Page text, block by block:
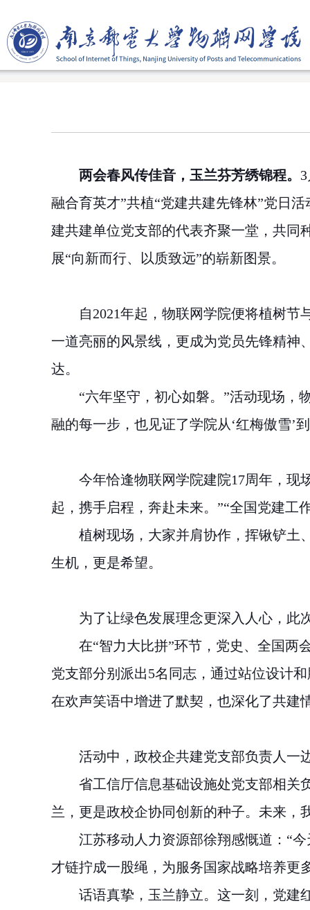
两会春风传佳音，玉兰芬芳绣锦程。 3
融合育英才”共植“党建共建先锋林”党日
建共建单位党支部的代表齐聚一堂，共同
展“向新而行、以质致远”的崭新图景。
自2021年起，物联网学院便将植树节
一道亮丽的风景线，更成为党员先锋精神
达。
“六年坚守，初心如磐。”活动现场，
融的每一步，也见证了学院从‘红梅傲雪’
今年恰逢物联网学院建院17周年，现
起，携手启程，奔赴未来。”“全国党建工
植树现场，大家并肩协作，挥锹铲土
生机，更是希望。
为了让绿色发展理念更深入人心，此
在“智力大比拼”环节，党史、全国
党支部分别派出5名同志，通过站位设计
在欢声笑语中增进了默契，也深化了共建
活动中，政校企共建党支部负责人一
省工信厅信息基础设施处党支部相关
兰，更是政校企协同创新的种子。未来，
江苏移动人力资源部徐翔感慨道：“
才链拧成一股绳，为服务国家战略培养更
话语真挚，玉兰静立。这一刻，党建